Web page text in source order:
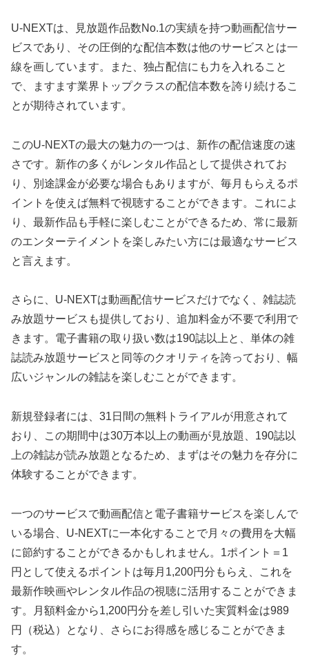
U-NEXTは、見放題作品数No.1の実績を持つ動画配信サー
ビスであり、その圧倒的な配信本数は他のサービスとは一
線を画しています。また、独占配信にも力を入れること
で、ますます業界トップクラスの配信本数を誇り続けるこ
とが期待されています。
このU-NEXTの最大の魅力の一つは、新作の配信速度の速
さです。新作の多くがレンタル作品として提供されてお
り、別途課金が必要な場合もありますが、毎月もらえるポ
イントを使えば無料で視聴することができます。これによ
り、最新作品も手軽に楽しむことができるため、常に最新
のエンターテイメントを楽しみたい方には最適なサービス
と言えます。
さらに、U-NEXTは動画配信サービスだけでなく、雑誌読
み放題サービスも提供しており、追加料金が不要で利用で
きます。電子書籍の取り扱い数は190誌以上と、単体の雑
誌読み放題サービスと同等のクオリティを誇っており、幅
広いジャンルの雑誌を楽しむことができます。
新規登録者には、31日間の無料トライアルが用意されて
おり、この期間中は30万本以上の動画が見放題、190誌以
上の雑誌が読み放題となるため、まずはその魅力を存分に
体験することができます。
一つのサービスで動画配信と電子書籍サービスを楽しんで
いる場合、U-NEXTに一本化することで月々の費用を大幅
に節約することができるかもしれません。1ポイント＝1
円として使えるポイントは毎月1,200円分もらえ、これを
最新作映画やレンタル作品の視聴に活用することができま
す。月額料金から1,200円分を差し引いた実質料金は989
円（税込）となり、さらにお得感を感じることができま
す。